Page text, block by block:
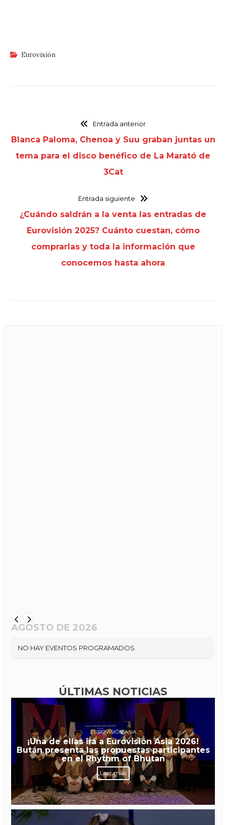
Eurovisión
Entrada anterior
Blanca Paloma, Chenoa y Suu graban juntas un
tema para el disco benéfico de La Marató de
3Cat
Entrada siguiente
¿Cuándo saldrán a la venta las entradas de
Eurovisión 2025? Cuánto cuestan, cómo
comprarlas y toda la información que
conocemos hasta ahora
AGOSTO DE 2026
NO HAY EVENTOS PROGRAMADOS
ÚLTIMAS NOTICIAS
EUROVISIÓN ASIA
¡Una de ellas irá a Eurovisión Asia 2026!
Bután presenta las propuestas participantes
en el Rhythm of Bhutan
Leer más